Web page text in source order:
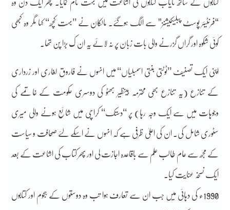
کتابوں کے ساتھ نایاب کتابوں کی اشاعت میں بہت نام کمایا۔ پھر ایک دن وہ
“فرنٹیئر پوسٹ پبلیکیشنز” سے الگ ہوگئے۔ مالکان نے ’’بہت کچھ‘‘ کہا مگر وہ کبھی
کوئی شکوہ اور گراں گزرنے والی بات زبان پر نہ لائے یہ ان ک بڑا پن تھا۔
اپنی ایک تصنیف ’’ٹوٹتی بنتی اسمبلیاں‘‘ میں انہوں نے فاروق لغاری اور زرداری
کے تنازع (یہ تنازع بھی محترمہ بینظیر بھٹو کی دوسری حکومت کے خاتمے کی
وجوہات میں سے ایک وجہ رہا) پر ‘‘دستک‘‘ کراچی میں شائع ہونے والی میری
سٹوری شامل کی۔ ان کی اعلیٰ ظرفی ہے کہ انہوں نے اسکے لئے صحافت و سیاست
کے مجھ سے عام طالب علم سے باقاعدہ اجازت لی اور پھر کتاب کی اشاعت کے بعد
ایک نسخہ عنایت کیا۔
1990ء کی دہائی میں جب ان سے تعارف ہوا تب وہ دوستوں کے ہجوم اور کتابوں